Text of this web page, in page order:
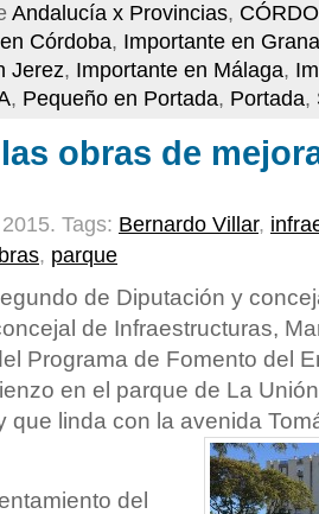
Andalucía x Provincias,
Córdoba, Importante en
Jerez, Importante en Málaga,
, Pequeño en Portada, Portada,
obras de
Tags: Bernardo Villar,
, parque
de Diputación y
de Infraestructuras,
Programa de Fomento del
en el parque de La
que linda con la avenida
del